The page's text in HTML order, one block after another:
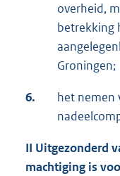
overheid,
betrekking
Groningen;
6.
het nemen
II Uitgezonderd
machtiging is